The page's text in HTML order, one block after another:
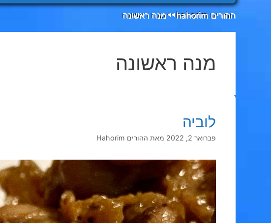
ההורים hahorim ◄◄מנה ראשונה
מנה ראשונה
לוביה
פברואר 2, 2022 מאת ההורים Hahorim